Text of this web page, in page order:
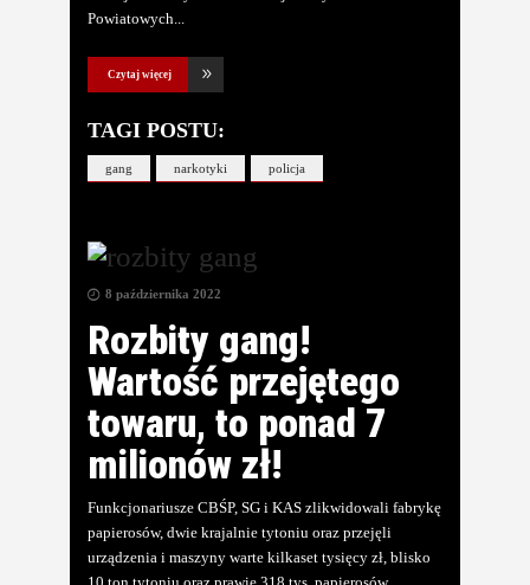
Powiatowych
Czytaj więcej
TAGI POSTU:
gang narkotyki policja
8 października 2022
Rozbity gang!
Wartość przejętego
towaru, to ponad 7
milionów zł!
Funkcjonariusze CBŚP, SG i KAS zlikwidowali fabrykę
papierosów, dwie krajalnie tytoniu oraz przejęli
urządzenia i maszyny warte kilkaset tysięcy zł, blisko